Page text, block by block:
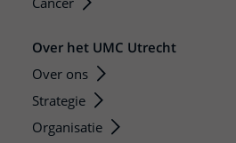
Over het UMC Utrecht
Over ons
Strategie
Organisatie